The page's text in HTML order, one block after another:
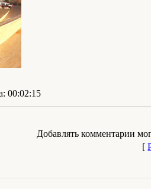
: 00:02:15
Добавлять комментарии
[